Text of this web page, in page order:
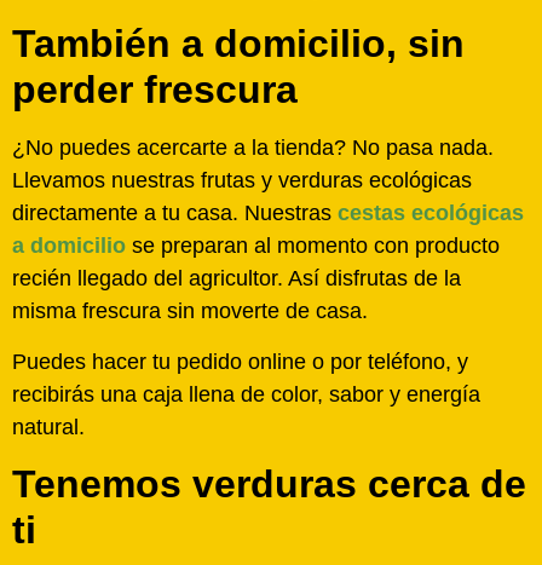
También a domicilio, sin
perder frescura
¿No puedes acercarte a la tienda? No pasa nada.
Llevamos nuestras frutas y verduras ecológicas
directamente a tu casa. Nuestras cestas ecológicas
a domicilio se preparan al momento con producto
recién llegado del agricultor. Así disfrutas de la
misma frescura sin moverte de casa.
Puedes hacer tu pedido online o por teléfono, y
recibirás una caja llena de color, sabor y energía
natural.
Tenemos verduras cerca de
ti